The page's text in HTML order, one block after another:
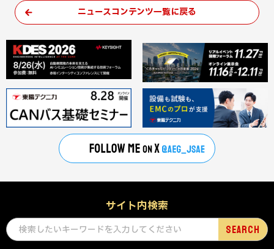
ニュースコンテンツ一覧に戻る
サイト内検索